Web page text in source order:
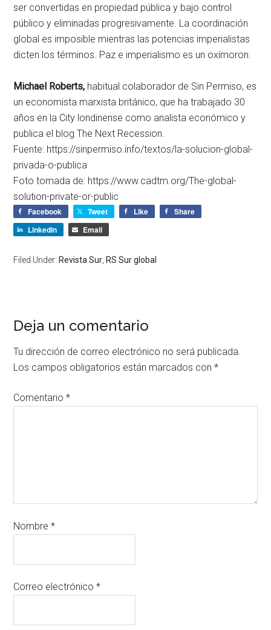
ser convertidas en propiedad pública y bajo control
público y eliminadas progresivamente. La coordinación
global es imposible mientras las potencias imperialistas
dicten los términos. Paz e imperialismo es un oxímoron.
Michael Roberts, habitual colaborador de Sin Permiso, es
un economista marxista británico, que ha trabajado 30
años en la City londinense como analista económico y
publica el blog The Next Recession.
Fuente: https://sinpermiso.info/textos/la-solucion-global-
privada-o-publica
Foto tomada de: https://www.cadtm.org/The-global-
solution-private-or-public
Facebook Tweet Like
Share
LinkedIn
Email
Filed Under: Revista Sur, RS Sur global
Deja un comentario
Tu dirección de correo electrónico no será publicada.
Los campos obligatorios están marcados con*
Comentario*
Nombre*
Correo electrónico*